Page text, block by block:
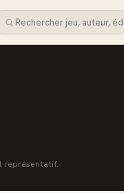
représentatif.